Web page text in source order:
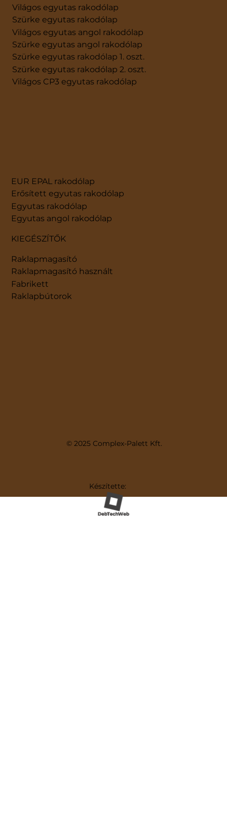
Világos egyutas rakodólap
Szürke egyutas rakodólap
Világos egyutas angol rakodólap
Szürke egyutas angol rakodólap
Szürke egyutas rakodólap 1. oszt.
Szürke egyutas rakodólap 2. oszt.
Világos CP3 egyutas rakodólap
EUR EPAL rakodólap
Erősített egyutas rakodólap
Egyutas rakodólap
Egyutas angol rakodólap
KIEGÉSZÍTŐK
Raklapmagasító
Raklapmagasító használt
Fabrikett
Raklapbútorok
© 2025 Complex-Palett Kft.
Készítette: